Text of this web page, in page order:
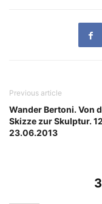
Previous article
Wander Bertoni. Von
Skizze zur Skulptur.
23.06.2013